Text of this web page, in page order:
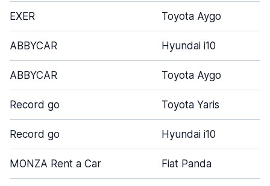
EXER Toyota Aygo
ABBYCAR Hyundai i10
ABBYCAR Toyota Aygo
Record go Toyota Yaris
Record go Hyundai i10
MONZA Rent a Car Fiat Panda